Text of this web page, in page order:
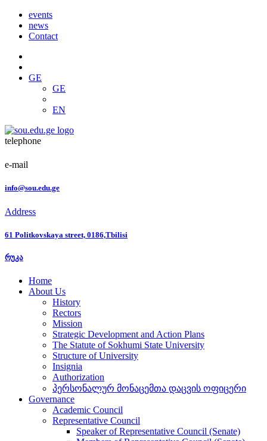
events
news
Contact
GE
GE
EN
telephone
e-mail
info@sou.edu.ge
Address
61 Politkovskaya street, 0186,Tbilisi
რუკა
Home
About Us
History
Rectors
Mission
Strategic Development and Action Plans
The Statute of Sokhumi State University
Structure of University
Insignia
Authorization
პერსონალურ მონაცემთა დაცვის ოფიცერი
Governance
Academic Council
Representative Council
Speaker of Representative Council (Senate)